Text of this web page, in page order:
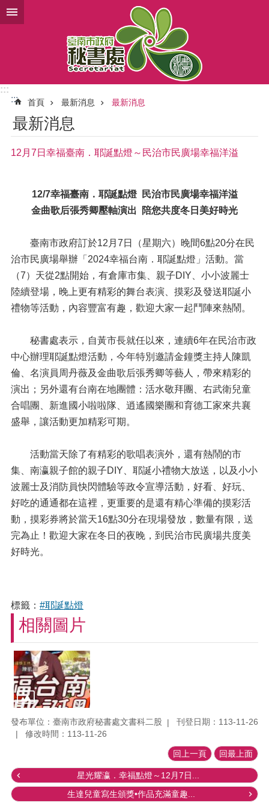
跳到主要內容區塊
:::
:::
首頁 最新消息 最新消息
最新消息
12月7日幸福臺南．耶誕點燈～民治市民廣場幸福洋溢
12/7幸福臺南．耶誕點燈 民治市民廣場幸福洋溢
金曲歌后張秀卿壓軸演出 陪您共度冬日美好時光
臺南市政府訂於12月7日（星期六）晚間6點20分在民
治市民廣場舉辦「2024幸福台南．耶誕點燈」活動。當
（7）天從2點開始，有倉庫市集、親子DIY、小小波麗士
陸續登場，晚上更有精彩的舞台表演、摸彩及發送耶誕小
禮物等活動，內容豐富有趣，歡迎大家一起鬥陣來熱鬧。
秘書處表示，自黃市長就任以來，連續6年在民治市政
中心辦理耶誕點燈活動，今年特別邀請金鐘獎主持人陳凱
倫、名演員周丹薇及金曲歌后張秀卿等藝人，帶來精彩的
演出；另外還有台南在地團體：活水敬拜團、右武衛兒童
合唱團、新進國小啦啦隊、逍遙國樂團和育德工家來共襄
盛舉，讓活動更加精彩可期。
活動當天除了有精彩的歌唱表演外，還有熱鬧的市
集、南瀛親子館的親子DIY、耶誕小禮物大放送，以及小小
波麗士及消防員快閃體驗等政令宣導活動，好看、好玩、
好吃的通通都在這裡，更重要的是還有精心準備的摸彩活
動，摸彩券將於當天16點30分在現場發放，數量有限，送
完為止！歡迎大家在冬日的夜晚，到民治市民廣場共度美
好時光。
標籤： #耶誕點燈
相關圖片
發布單位：臺南市政府秘書處文書科二股
刊登日期：113-11-26
修改時間：113-11-26
回上一頁 回最上面
星光耀瀛．幸福點燈～12月7日...
生達兒童寫生頒獎•作品充滿童趣...